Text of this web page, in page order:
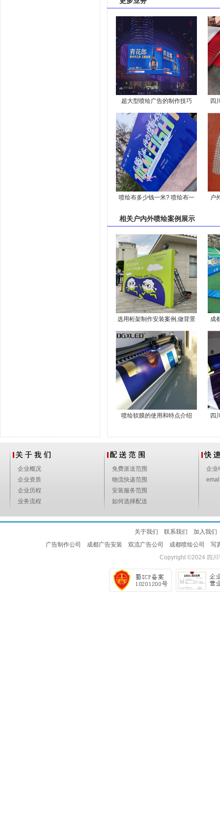
超大型喷绘广告的制作技巧 四
喷绘布多少钱一米? 喷绘布一
户
相关户内外喷绘案例 展示
选用桁架制作安装案例,做背景
墙效果真的好！
成
喷绘软膜的使用和特点介绍 四
企业概况
企业资质
企业历程
业务流程
免费派送范围
物流快递范围
安装服务范围
如何选择配送
企业
关于我们 联系我们
加入我们
广告制作公司
成都广告安装 双流广告公司 成都喷绘公司
写
Copyright ©2024 四